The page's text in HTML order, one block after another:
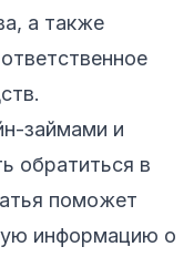
а также
займами и
обратиться в
поможет
информацию о